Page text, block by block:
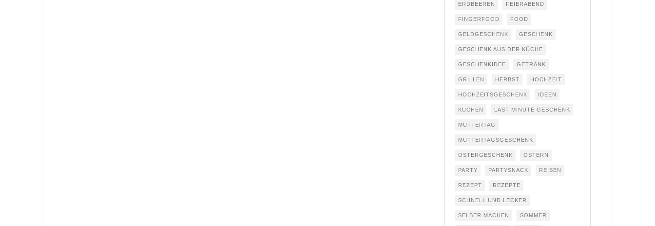
ERDBEEREN FEIERABEND
FINGERFOOD FOOD
GELDGESCHENK GESCHENK
GESCHENK AUS DER KÜCHE
GESCHENKIDEE GETRÄNK
GRILLEN HERBST HOCHZEIT
HOCHZEITSGESCHENK IDEEN
KUCHEN LAST MINUTE GESCHENK
MUTTERTAG
MUTTERTAGSGESCHENK
OSTERGESCHENK OSTERN
PARTY PARTYSNACK REISEN
REZEPT REZEPTE
SCHNELL UND LECKER
SELBER MACHEN SOMMER